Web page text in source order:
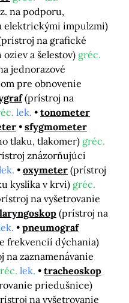
na podporu,
elektrickými impulzmi)
na grafické
a šelestov) gréc.
jednorazové
pre obnovenie
(prístroj na
lek.
tonometer
sfygmometer
tlaku, tlakomer) gréc.
znázorňujúci
oxymeter (prístroj
kyslíka v krvi) gréc.
na vyšetrovanie
laryngoskop (prístroj na
pneumograf
frekvencií dýchania)
na zaznamenávanie
lek.
tracheoskop
priedušnice)
na vyšetrovanie